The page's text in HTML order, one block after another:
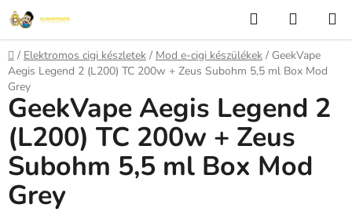
Ugrás
fő
tartalomhoz
KeresésKOSÁR
Kezdőlap
/ Elektromos cigi készletek / Mod e-cigi készülékek / GeekVape
Aegis Legend 2 (L200) TC 200w + Zeus Subohm 5,5 ml Box Mod
Grey
GeekVape Aegis Legend 2
(L200) TC 200w + Zeus
Subohm 5,5 ml Box Mod
Grey